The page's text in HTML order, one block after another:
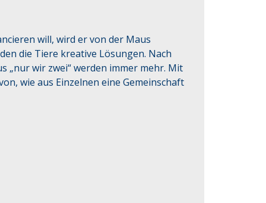
will, wird er von der Maus
die Tiere kreative Lösungen. Nach
„nur wir zwei“ werden immer mehr. Mit
wie aus Einzelnen eine Gemeinschaft